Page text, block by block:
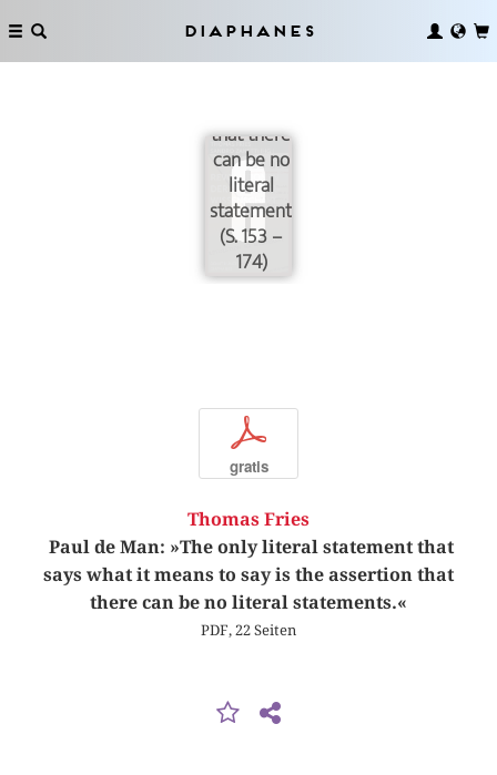
Diaphanes
what it
means to
that there
can be no
literal
statements.«
(S. 153 –
174)
p
gratis
Thomas Fries
Paul de Man: »The only literal statement that
says what it means to say is the assertion that
there can be no literal statements.«
PDF, 22 Seiten